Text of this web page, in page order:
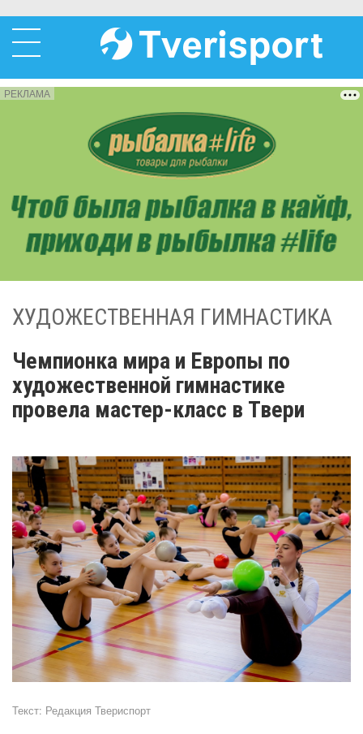
РЕКЛАМА
ХУДОЖЕСТВЕННАЯ ГИМНАСТИКА
Чемпионка мира и Европы по
художественной гимнастике
провела мастер-класс в Твери
Текст: Редакция Твериспорт